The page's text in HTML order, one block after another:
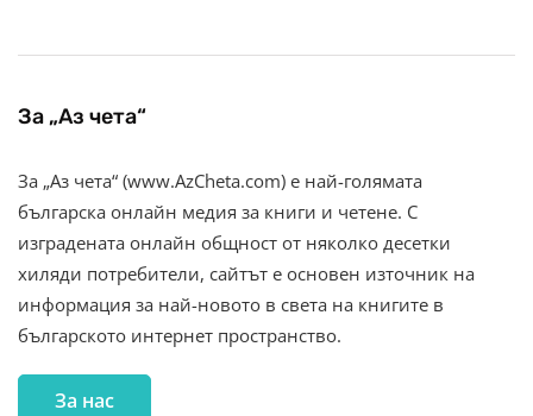
За „Аз чета“
За „Аз чета“ (www.AzCheta.com) е най-голямата
българска онлайн медия за книги и четене. С
изградената онлайн общност от няколко десетки
хиляди потребители, сайтът е основен източник на
информация за най-новото в света на книгите в
българското интернет пространство.
За нас